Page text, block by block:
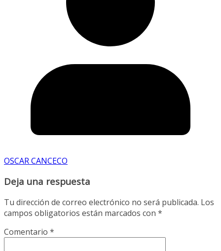
OSCAR CANCECO
Deja una respuesta
Tu dirección de correo electrónico no será publicada. Los
campos obligatorios están marcados con *
Comentario *